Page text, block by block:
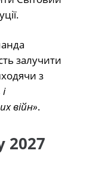
залучити
з
війн».
2027